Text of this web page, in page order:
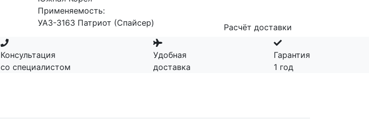
Применяемость:
УАЗ-3163 Патриот (Спайсер)
Расчёт доставки
Консультация
со специалистом
Удобная
доставка
Гарантия
1 год